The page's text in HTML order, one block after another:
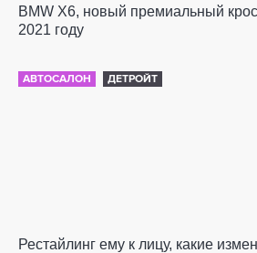
BMW X6, новый премиальный
2021 году
АВТОСАЛОН ДЕТРОЙТ
Рестайлинг ему к лицу, какие